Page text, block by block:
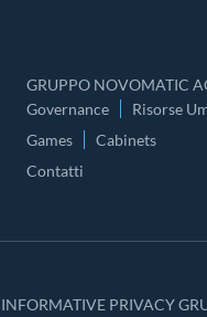
GRUPPO NOVOMATIC
Governance
Risorse
Games Cabinets
Contatti
INFORMATIVE PRIVACY